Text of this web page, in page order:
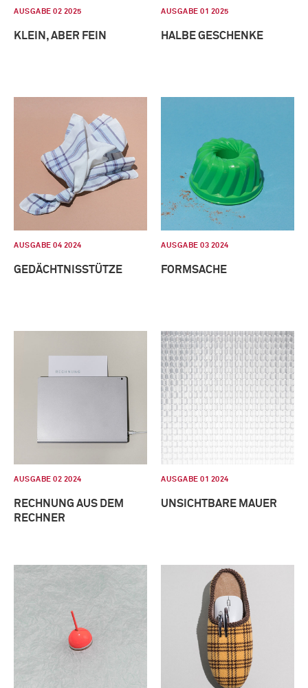
AUSGABE 02 2025
KLEIN, ABER FEIN
AUSGABE 01 2025
HALBE GESCHENKE
AUSGABE 04 2024
GEDÄCHTNISSTÜTZE
AUSGABE 03 2024
FORMSACHE
AUSGABE 02 2024
RECHNUNG AUS DEM
RECHNER
AUSGABE 01 2024
UNSICHTBARE MAUER